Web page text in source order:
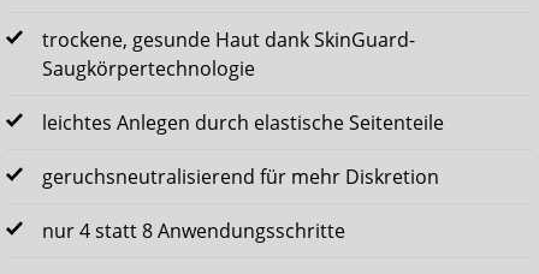
trockene, gesunde Haut dank SkinGuard-
Saugkörpertechnologie
leichtes Anlegen durch elastische Seitenteile
geruchsneutralisierend für mehr Diskretion
nur 4 statt 8 Anwendungsschritte